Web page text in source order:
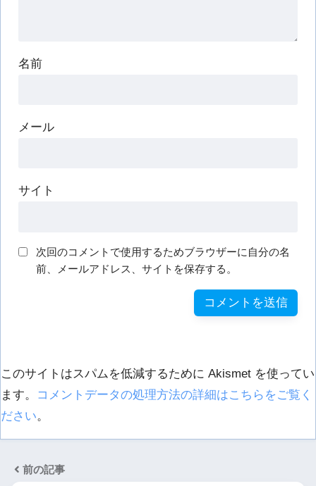
名前
メール
サイト
次回のコメントで使用するためブラウザーに自分の名
前、メールアドレス、サイトを保存する。
このサイトはスパムを低減するために Akismet を使ってい
ます。
コメントデータの処理方法の詳細はこちらをご覧く
ださい。
前の記事